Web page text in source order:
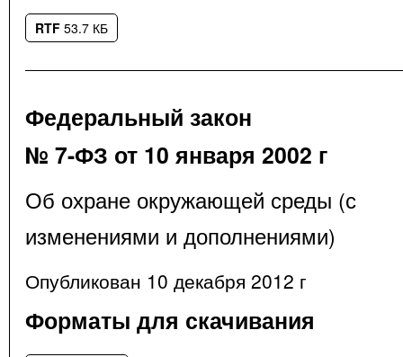
RTF 53.7 КБ
Федеральный закон
№ 7-ФЗ от 10 января 2002 г
Об охране окружающей среды (с
изменениями и дополнениями)
Опубликован 10 декабря 2012 г
Форматы для скачивания